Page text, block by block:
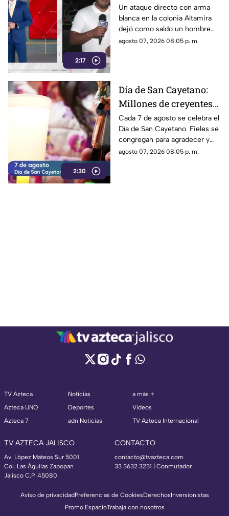
2:17
deja un hombre muerto
y un lesionado
Un ataque directo con arma
blanca en la colonia Altamira
dejó como saldo un hombre
sin vida y otra persona
agosto 07, 2026 08:05 p. m.
2:30
Día de San Cayetano:
Millones de creyentes
rinden homenaje al
patrono del pan y del
trabajo
Cada 7 de agosto se celebra el
Día de San Cayetano. Fieles se
congregan para agradecer y
pedir por empleo, pan y
agosto 07, 2026 08:05 p. m.
TV Azteca
Azteca UNO
Azteca 7
Noticias
Deportes
adn Noticias
a más +
Videos
TV Azteca Internacional
TV AZTECA JALISCO
Av. López Mateos Sur 5001
Col. Las Águilas Zapopan
Jalisco C.P. 45080
CONTACTO
contacto@tvazteca.com
33 3632 3231 | Conmutador
Aviso de privacidadPreferencias de CookiesDerechosInversionistas
Promo EspacioTrabaja con nosotros